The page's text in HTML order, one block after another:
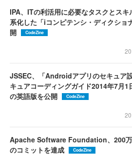
IPA、ITの利活用に必要なタスクとスキ
系化した「iコンピテンシ・ディクショ
開
CodeZine
JSSEC、「Androidアプリのセキュア
キュアコーディングガイド2014年7月1
の英語版を公開
CodeZine
Apache Software Foundation、200
のコミットを達成
CodeZine